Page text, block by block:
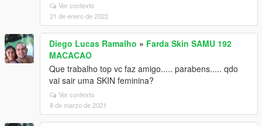
Ver contexto
21 de enero de 2022
Diego Lucas Ramalho » Farda Skin SAMU 192
MACACAO
Que trabalho top vc faz amigo..... parabens..... qdo
vai sair uma SKIN feminina?
Ver contexto
8 de marzo de 2021